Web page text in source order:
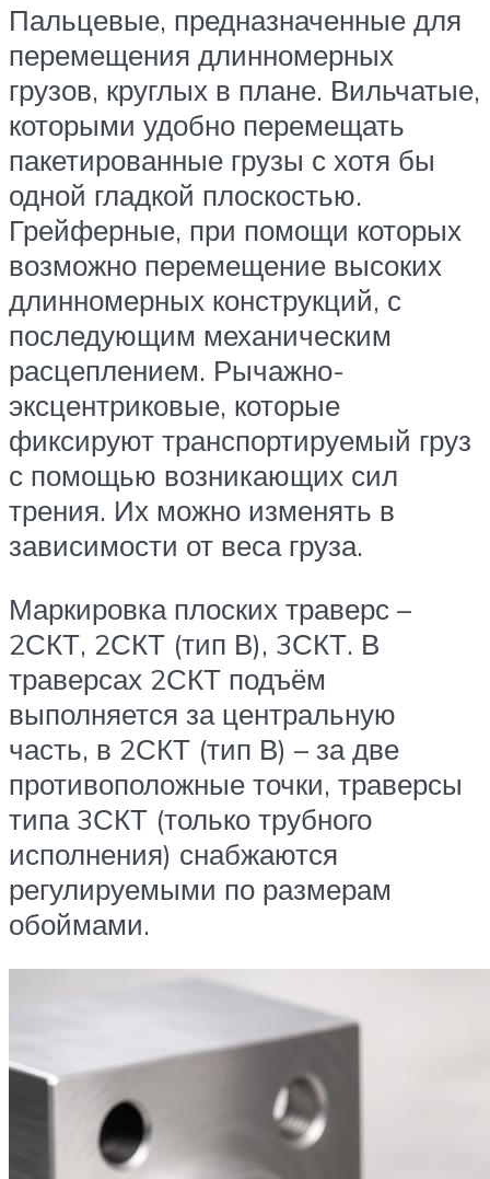
Пальцевые, предназначенные для
перемещения длинномерных
грузов, круглых в плане. Вильчатые,
которыми удобно перемещать
пакетированные грузы с хотя бы
одной гладкой плоскостью.
Грейферные, при помощи которых
возможно перемещение высоких
длинномерных конструкций, с
последующим механическим
расцеплением. Рычажно-
эксцентриковые, которые
фиксируют транспортируемый груз
с помощью возникающих сил
трения. Их можно изменять в
зависимости от веса груза.
Маркировка плоских траверс –
2СКТ, 2СКТ (тип В), 3СКТ. В
траверсах 2СКТ подъём
выполняется за центральную
часть, в 2СКТ (тип В) – за две
противоположные точки, траверсы
типа 3СКТ (только трубного
исполнения) снабжаются
регулируемыми по размерам
обоймами.